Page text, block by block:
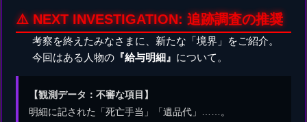
⚠️ NEXT INVESTIGATION: 追跡調査の推奨
考察を終えたみなさまに、新たな「境界」をご紹介。
今回はある人物の 『給与明細』 について。
【観測データ：不審な項目】
明細に記された「死亡手当」「遺品代」……。